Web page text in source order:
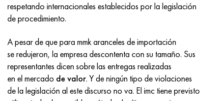
respetando internacionales establecidos por la legislación
de procedimiento.
A pesar de que para mmk aranceles de importación
se redujeron, la empresa descontenta con su tamaño. Sus
representantes dicen sobre las entregas realizadas
en el mercado de valor. Y de ningún tipo de violaciones
de la legislación al este discurso no va. El imc tiene previsto
René 41
Maraging 350
MP35N
Aleación 50NP
Aleación 52N
52K12F
KhN67MVTYu
KhN68VMTYUK-vd
KhN70VMTYu
SPT-2 sv
3M
TL3
Custom 455® - 1.4543 - uns s45500
1.4548 - 17-4Ph®
1.4550 - AISI 347
15x11mf
15Х12Н2MVFAB
15X16K5N2MVFAB
C65620, CuSi3Fe2Zn3
Bronce estaño-plomo
c92200, CuSn6Zn4Pb2
20G, 20mn5
20HM, 24CrMo5, 20hm
25KhGM, 20CrMo5, 1.7264
P18, 1,3355, hs18-0-1, sw18
10,1.1645, C105W1
11G12, 110G13L, X120Mn12